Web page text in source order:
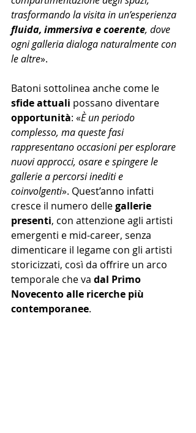
trasformando la visita in un’esperienza
fluida, immersiva e coerente, dove
ogni galleria dialoga naturalmente con
le altre».
Batoni sottolinea anche come le
sfide attuali possano diventare
opportunità: «È un periodo
complesso, ma queste fasi
rappresentano occasioni per esplorare
nuovi approcci, osare e spingere le
gallerie a percorsi inediti e
coinvolgenti». Quest’anno infatti
cresce il numero delle gallerie
presenti, con attenzione agli artisti
emergenti e mid-career, senza
dimenticare il legame con gli artisti
storicizzati, così da offrire un arco
temporale che va dal Primo
Novecento alle ricerche più
contemporanee.